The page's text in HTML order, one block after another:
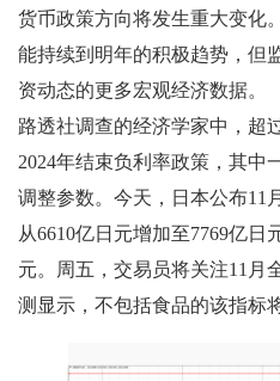
货币政策方向将发生重大变化
能持续到明年的积极趋势，但
资动态的更多宏观经济数据。
路透社调查的经济学家中，超
2024年结束负利率政策，其中
调整参数。今天，日本公布11
从6610亿日元增加至7769亿日
元。周五，交易员将关注11月
测显示，不包括食品的该指标